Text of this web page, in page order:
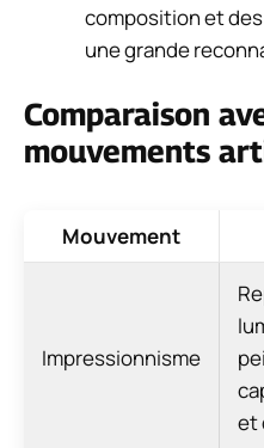
composition et des
une grande
Comparaison
mouvements
Mouvement
Impressionnisme
et